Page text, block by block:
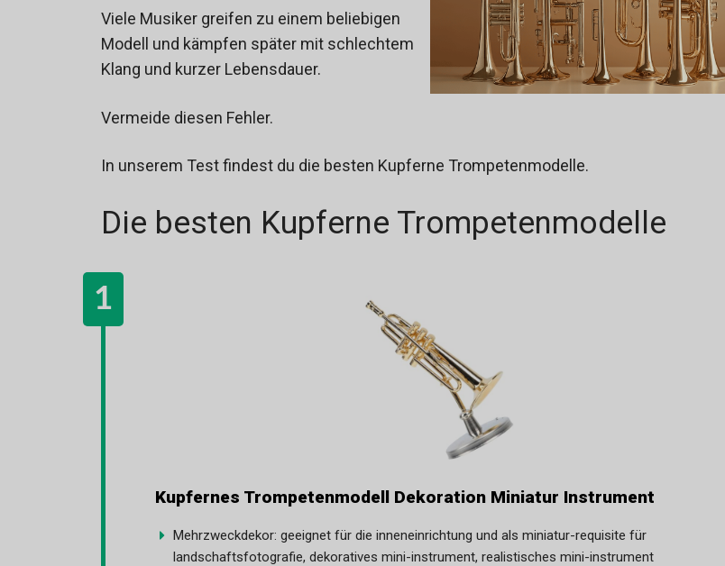
Viele Musiker greifen zu einem beliebigen
Modell und kämpfen später mit schlechtem
Klang und kurzer Lebensdauer.
Vermeide diesen Fehler.
In unserem Test findest du die besten Kupferne Trompetenmodelle.
Die besten Kupferne Trompetenmodelle
Kupfernes Trompetenmodell Dekoration Miniatur Instrument
Mehrzweckdekor: geeignet für die inneneinrichtung und als miniatur-requisite für
landschaftsfotografie, dekoratives mini-instrument, realistisches mini-instrument